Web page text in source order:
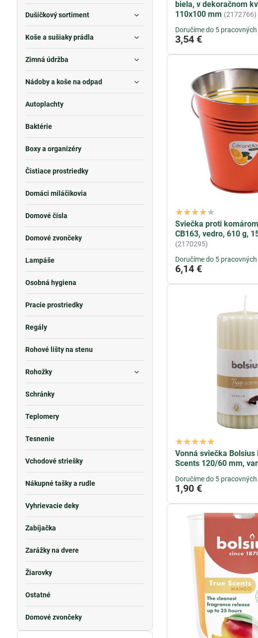
biela, v dekoračnom
110x100 mm (2172766)
Doručíme do 5
3,54 €
Sviečka proti
CB163, vedro, 610 g,
(2170295)
Doručíme do 5
6,14 €
Vonná sviečka Bolsius
Scents 120/60 mm,
Doručíme do 5
1,90 €
Dušičkový sortiment
Koše a sušiaky prádla
Zimná údržba
Nádoby a koše na odpad
Autoplachty
Baktérie
Boxy a organizéry
Čistiace prostriedky
Domáci miláčikovia
Domové čísla
Domové zvončeky
Lampáše
Osobná hygiena
Pracie prostriedky
Regály
Rohové lišty na stenu
Rohožky
Schránky
Teplomery
Tesnenie
Vchodové striešky
Nákupné tašky a rudle
Vyhrievacie deky
Zabíjačka
Zarážky na dvere
Žiarovky
Ostatné
Domové zvončeky